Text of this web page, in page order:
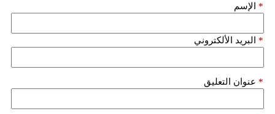
مرأة
وتكنولوجيا
الإسم *
البريد الألكتروني *
عنوان التعليق *